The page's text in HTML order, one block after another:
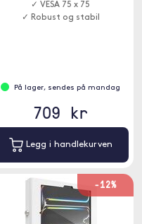
✓ VESA 75 x 75
✓ Robust og stabil
På lager, sendes på mandag
709 kr
Legg i handlekurven
-12%